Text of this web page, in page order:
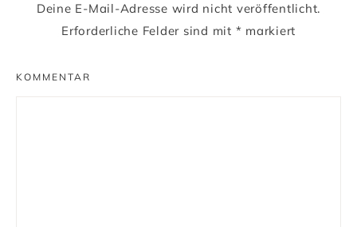
Deine E-Mail-Adresse wird nicht veröffentlicht.
Erforderliche Felder sind mit * markiert
KOMMENTAR